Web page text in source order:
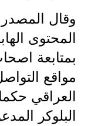
وقال
المحتوى
بمتابعة
مواقع
البلوكر